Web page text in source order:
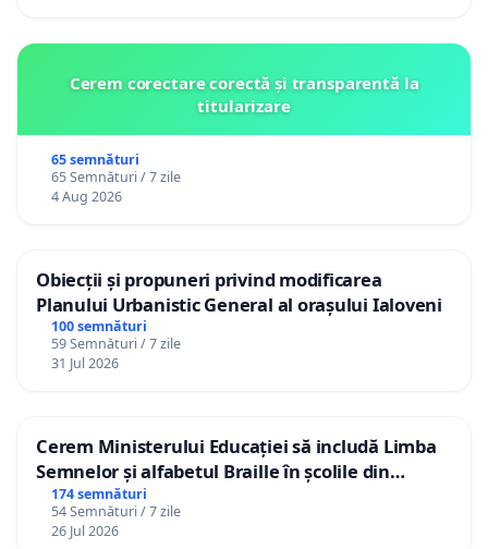
Cerem corectare corectă și transparentă la
titularizare
65 semnături
65 Semnături / 7 zile
4 Aug 2026
Obiecții și propuneri privind modificarea
Planului Urbanistic General al orașului Ialoveni
100 semnături
59 Semnături / 7 zile
31 Jul 2026
Cerem Ministerului Educației să includă Limba
Semnelor și alfabetul Braille în școlile din
Republica Moldova!
174 semnături
54 Semnături / 7 zile
26 Jul 2026